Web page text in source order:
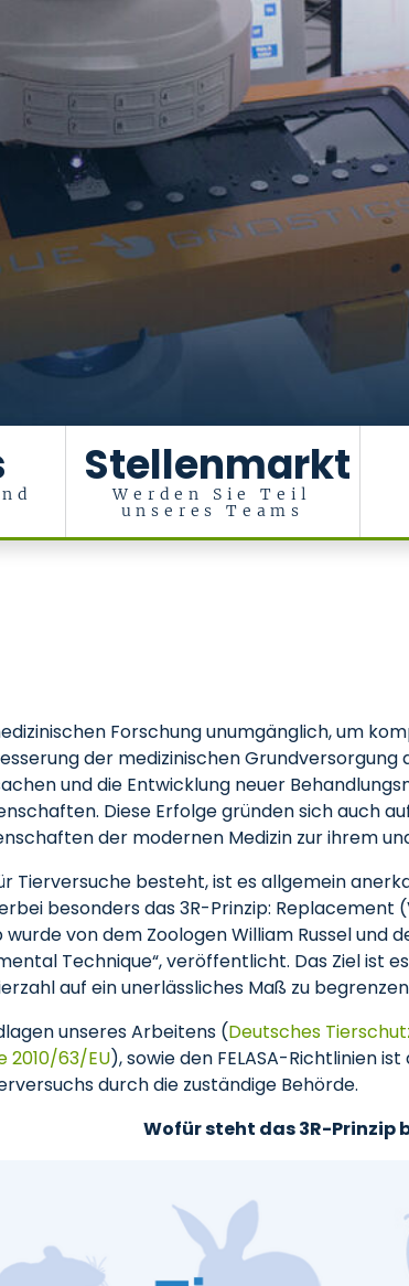
Stellenmarkt
Werden Sie Teil
unseres Teams
Zentrallaboratorium für Versuchstiere
Forschung unumgänglich, um
der medizinischen
und die Entwicklung neuer
Diese Erfolge gründen sich auch
der modernen Medizin zur ihrem
Tierversuche besteht, ist es allgemein
besonders das 3R-Prinzip:
von dem Zoologen William Russel und
Technique“, veröffentlicht. Das Ziel ist
auf ein unerlässliches Maß zu
unseres Arbeitens (Deutsches
2010/63/EU), sowie den FELASA-Richtlinien
durch die zuständige Behörde.
Wofür steht das 3R-Prinzip